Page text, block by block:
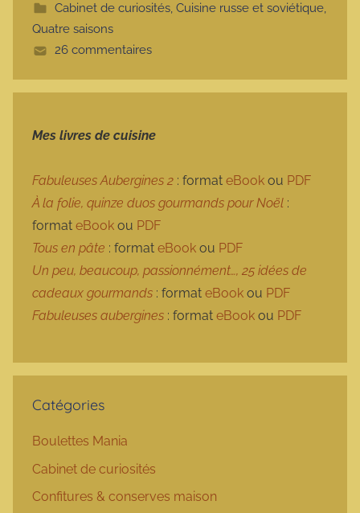
t
Cabinet de curiosités, Cuisine russe et soviétique,
Quatre saisons
26 commentaires
Mes livres de cuisine
Fabuleuses Aubergines 2 : format eBook ou PDF
À la folie, quinze duos gourmands pour Noël :
format eBook ou PDF
Tous en pâte : format eBook ou PDF
Un peu, beaucoup, passionnément…, 25 idées de
cadeaux gourmands : format eBook ou PDF
Fabuleuses aubergines : format eBook ou PDF
Catégories
Boulettes Mania
Cabinet de curiosités
Confitures & conserves maison